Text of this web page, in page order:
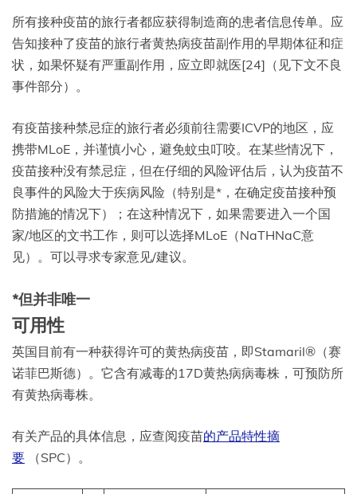
所有接种疫苗的旅行者都应获得制造商的患者信息传单。应
告知接种了疫苗的旅行者黄热病疫苗副作用的早期体征和症
状，如果怀疑有严重副作用，应立即就医[24]（见下文不良
事件部分）。
有疫苗接种禁忌症的旅行者必须前往需要ICVP的地区，应
携带MLoE，并谨慎小心，避免蚊虫叮咬。在某些情况下，
疫苗接种没有禁忌症，但在仔细的风险评估后，认为疫苗不
良事件的风险大于疾病风险（特别是*，在确定疫苗接种预
防措施的情况下）；在这种情况下，如果需要进入一个国
家/地区的文书工作，则可以选择MLoE（NaTHNaC意
见）。可以寻求专家意见/建议。
*但并非唯一
可用性
英国目前有一种获得许可的黄热病疫苗，即Stamaril®（赛
诺菲巴斯德）。它含有减毒的17D黄热病病毒株，可预防所
有黄热病毒株。
有关产品的具体信息，应查阅疫苗的产品特性摘
要 （SPC）。